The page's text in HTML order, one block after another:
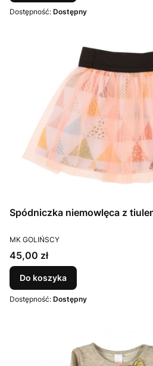
Dostępność: Dostępny
Spódniczka niemowlęca z
PRODUCENT
MK GOLIŃSCY
Cena
45,00 zł
Do koszyka
Dostępność: Dostępny